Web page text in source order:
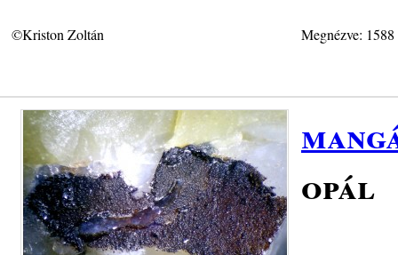
©Kriston Zoltán Megnézve:
opál